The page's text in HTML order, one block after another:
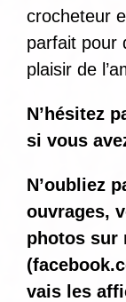
crocheteur
parfait pour
plaisir de
N’hésitez
si vous
N’oubliez
ouvrages,
photos sur
(
vais les